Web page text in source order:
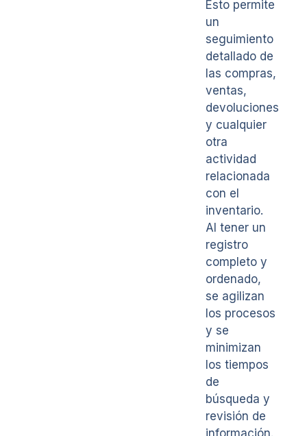
Esto permite
un
seguimiento
detallado de
las compras,
ventas,
devoluciones
y cualquier
otra
actividad
relacionada
con el
inventario.
Al tener un
registro
completo y
ordenado,
se agilizan
los procesos
y se
minimizan
los tiempos
de
búsqueda y
revisión de
información.